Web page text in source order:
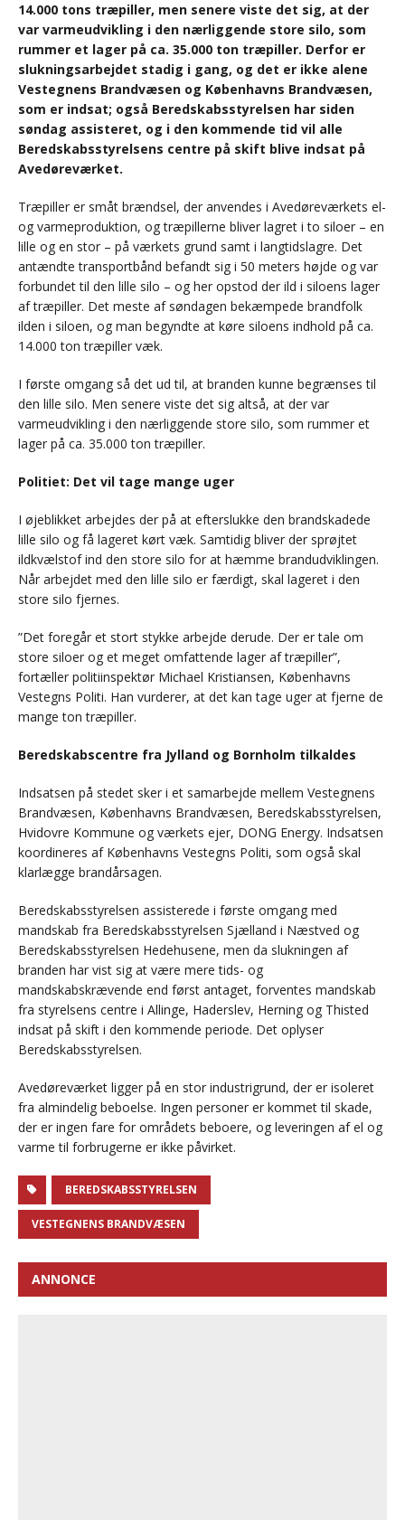
14.000 tons træpiller, men senere viste det sig, at der
var varmeudvikling i den nærliggende store silo, som
rummer et lager på ca. 35.000 ton træpiller. Derfor er
slukningsarbejdet stadig i gang, og det er ikke alene
Vestegnens Brandvæsen og Københavns Brandvæsen,
som er indsat; også Beredskabsstyrelsen har siden
søndag assisteret, og i den kommende tid vil alle
Beredskabsstyrelsens centre på skift blive indsat på
Avedøreværket.
Træpiller er småt brændsel, der anvendes i Avedøreværkets el-
og varmeproduktion, og træpillerne bliver lagret i to siloer – en
lille og en stor – på værkets grund samt i langtidslagre. Det
antændte transportbånd befandt sig i 50 meters højde og var
forbundet til den lille silo – og her opstod der ild i siloens lager
af træpiller. Det meste af søndagen bekæmpede brandfolk
ilden i siloen, og man begyndte at køre siloens indhold på ca.
14.000 ton træpiller væk.
I første omgang så det ud til, at branden kunne begrænses til
den lille silo. Men senere viste det sig altså, at der var
varmeudvikling i den nærliggende store silo, som rummer et
lager på ca. 35.000 ton træpiller.
Politiet: Det vil tage mange uger
I øjeblikket arbejdes der på at efterslukke den brandskadede
lille silo og få lageret kørt væk. Samtidig bliver der sprøjtet
ildkvælstof ind den store silo for at hæmme brandudviklingen.
Når arbejdet med den lille silo er færdigt, skal lageret i den
store silo fjernes.
”Det foregår et stort stykke arbejde derude. Der er tale om
store siloer og et meget omfattende lager af træpiller”,
fortæller politiinspektør Michael Kristiansen, Københavns
Vestegns Politi. Han vurderer, at det kan tage uger at fjerne de
mange ton træpiller.
Beredskabscentre fra Jylland og Bornholm tilkaldes
Indsatsen på stedet sker i et samarbejde mellem Vestegnens
Brandvæsen, Københavns Brandvæsen, Beredskabsstyrelsen,
Hvidovre Kommune og værkets ejer, DONG Energy. Indsatsen
koordineres af Københavns Vestegns Politi, som også skal
klarlægge brandårsagen.
Beredskabsstyrelsen assisterede i første omgang med
mandskab fra Beredskabsstyrelsen Sjælland i Næstved og
Beredskabsstyrelsen Hedehusene, men da slukningen af
branden har vist sig at være mere tids- og
mandskabskrævende end først antaget, forventes mandskab
fra styrelsens centre i Allinge, Haderslev, Herning og Thisted
indsat på skift i den kommende periode. Det oplyser
Beredskabsstyrelsen.
Avedøreværket ligger på en stor industrigrund, der er isoleret
fra almindelig beboelse. Ingen personer er kommet til skade,
der er ingen fare for områdets beboere, og leveringen af el og
varme til forbrugerne er ikke påvirket.
BEREDSKABSSTYRELSEN
VESTEGNENS BRANDVÆSEN
ANNONCE